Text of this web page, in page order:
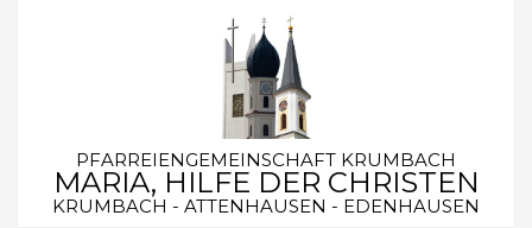
PFARREIENGEMEINSCHAFT KRUMBACH
MARIA, HILFE DER CHRISTEN
KRUMBACH - ATTENHAUSEN - EDENHAUSEN